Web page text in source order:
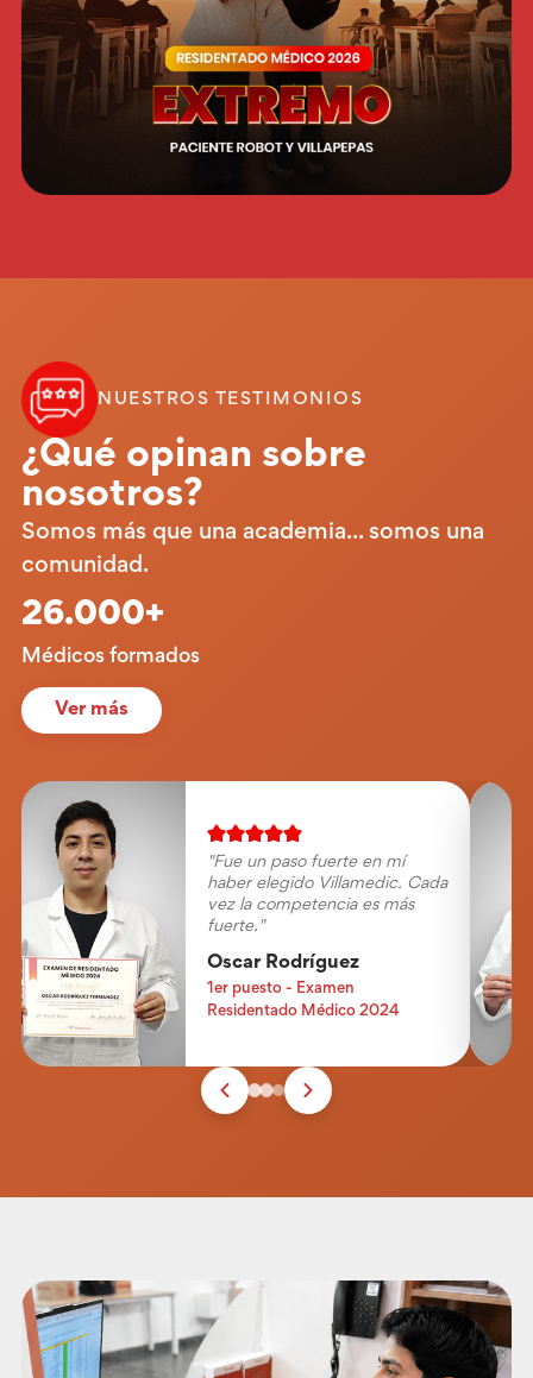
NUESTROS TESTIMONIOS
¿Qué opinan sobre
nosotros?
Somos más que una academia... somos una
comunidad.
26.000+
Médicos formados
Ver más
"Me gustó mucho la
metodología desarrollada por
los especialistas, me enseñaron
muchas cosas que no solo
fueron para mi examen
ENAM."
Yosvin Marlo
1.er puesto - Examen ENAM